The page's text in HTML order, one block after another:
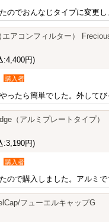
のでおんなじタイプに変更
エアコンフィルター）
:4,400円)
購入者
ったら簡単でした。外して
（アルミプレートタイプ）
:3,190円)
購入者
ので購入しました。アルミで
フューエルキャップG